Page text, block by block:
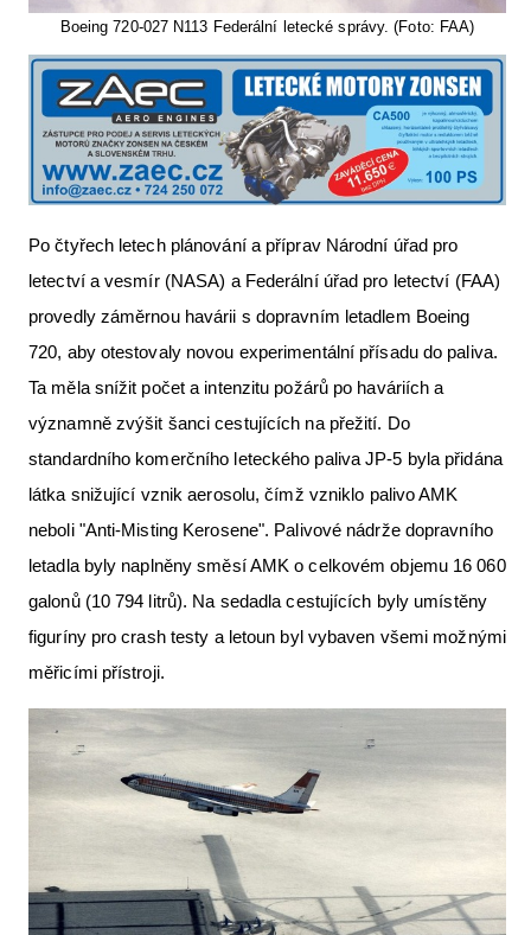
Boeing 720-027 N113 Federální letecké správy. (Foto: FAA)
Po čtyřech letech plánování a příprav Národní úřad pro
letectví a vesmír (NASA) a Federální úřad pro letectví (FAA)
provedly záměrnou havárii s dopravním letadlem Boeing
720, aby otestovaly novou experimentální přísadu do paliva.
Ta měla snížit počet a intenzitu požárů po haváriích a
významně zvýšit šanci cestujících na přežití. Do
standardního komerčního leteckého paliva JP-5 byla přidána
látka snižující vznik aerosolu, čímž vzniklo palivo AMK
neboli "Anti-Misting Kerosene". Palivové nádrže dopravního
letadla byly naplněny směsí AMK o celkovém objemu 16 060
galonů (10 794 litrů). Na sedadla cestujících byly umístěny
figuríny pro crash testy a letoun byl vybaven všemi možnými
měřicími přístroji.